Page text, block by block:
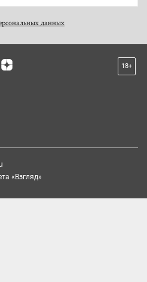
данных
18+
«Взгляд»